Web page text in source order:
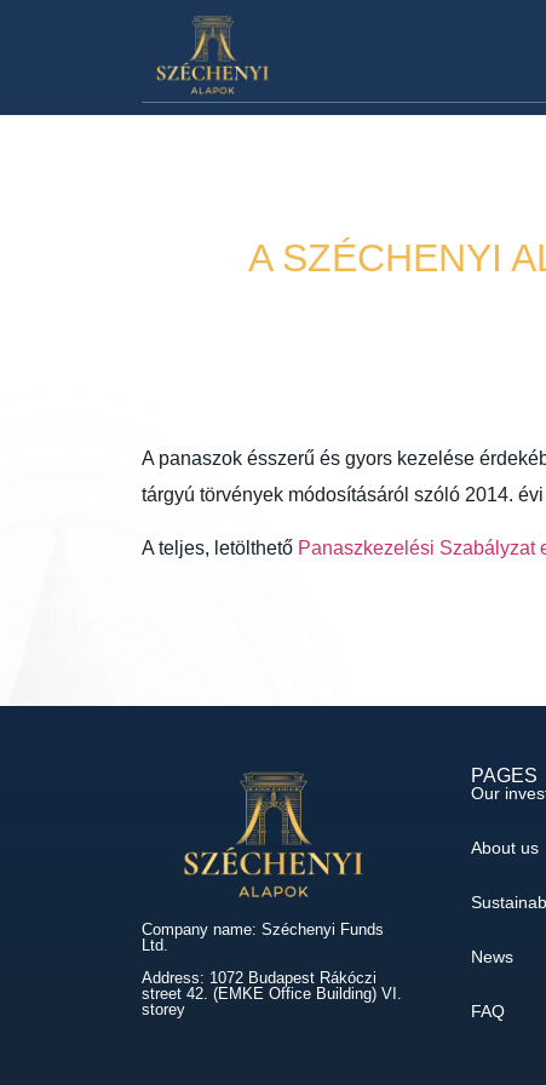
A SZÉCHENYI
A panaszok ésszerű és gyors kezelése
tárgyú törvények módosításáról szóló 2014.
A teljes, letölthető Panaszkezelési Szabályzat
Company name: Széchenyi Funds
Ltd.
Address: 1072 Budapest Rákóczi
street 42. (EMKE Office Building) VI.
storey
PAGES
Our
About us
News
FAQ